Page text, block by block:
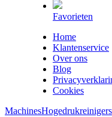
Favorieten
Home
Klantenservice
Over ons
Blog
Cookies
MachinesHogedrukreinigers